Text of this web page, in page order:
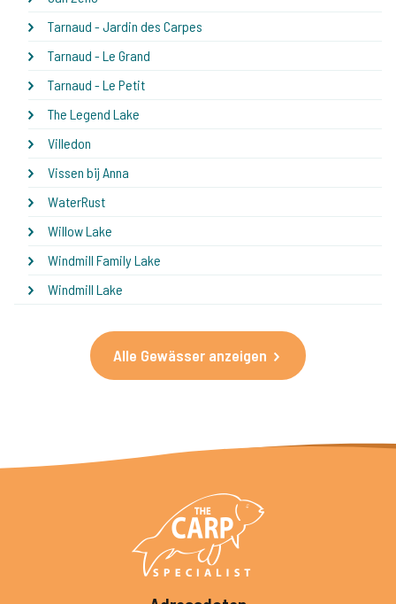
Tarnaud - Jardin des Carpes
Tarnaud - Le Grand
Tarnaud - Le Petit
The Legend Lake
Villedon
Vissen bij Anna
WaterRust
Willow Lake
Windmill Family Lake
Windmill Lake
Alle Gewässer anzeigen